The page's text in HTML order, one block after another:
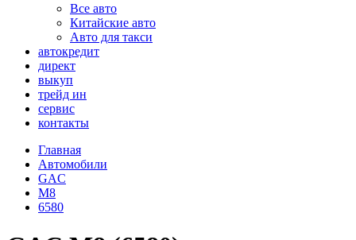
Все авто
Китайские авто
Авто для такси
автокредит
директ
выкуп
трейд ин
сервис
контакты
Главная
Автомобили
GAC
M8
6580